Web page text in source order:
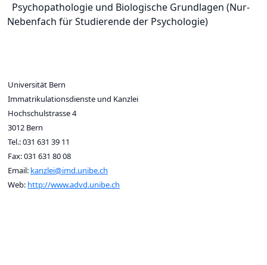
Psychopathologie und Biologische Grundlagen (Nur-
Nebenfach für Studierende der Psychologie)
Universität Bern
Immatrikulationsdienste und Kanzlei
Hochschulstrasse 4
3012 Bern
Tel.: 031 631 39 11
Fax: 031 631 80 08
Email: kanzlei@imd.unibe.ch
Web: http://www.advd.unibe.ch